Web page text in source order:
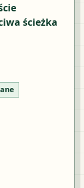
ścieżka